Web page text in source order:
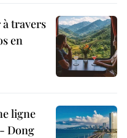
à travers
en
ligne
Dong